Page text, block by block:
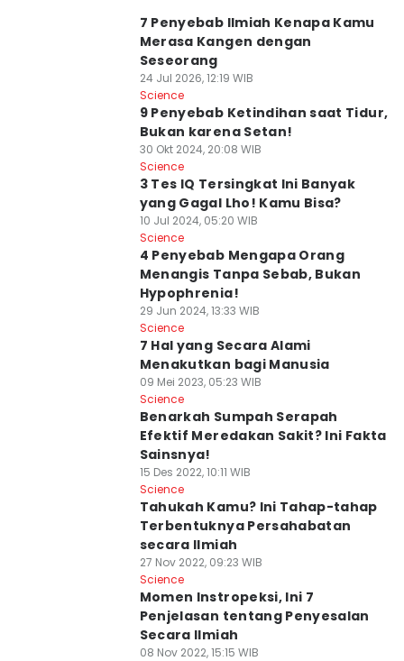
7 Penyebab Ilmiah Kenapa Kamu
Merasa Kangen dengan
Seseorang
24 Jul 2026, 12:19 WIB
Science
9 Penyebab Ketindihan saat Tidur,
Bukan karena Setan!
30 Okt 2024, 20:08 WIB
Science
3 Tes IQ Tersingkat Ini Banyak
yang Gagal Lho! Kamu Bisa?
10 Jul 2024, 05:20 WIB
Science
4 Penyebab Mengapa Orang
Menangis Tanpa Sebab, Bukan
Hypophrenia!
29 Jun 2024, 13:33 WIB
Science
7 Hal yang Secara Alami
Menakutkan bagi Manusia
09 Mei 2023, 05:23 WIB
Science
Benarkah Sumpah Serapah
Efektif Meredakan Sakit? Ini Fakta
Sainsnya!
15 Des 2022, 10:11 WIB
Science
Tahukah Kamu? Ini Tahap-tahap
Terbentuknya Persahabatan
secara Ilmiah
27 Nov 2022, 09:23 WIB
Science
Momen Instropeksi, Ini 7
Penjelasan tentang Penyesalan
Secara Ilmiah
08 Nov 2022, 15:15 WIB